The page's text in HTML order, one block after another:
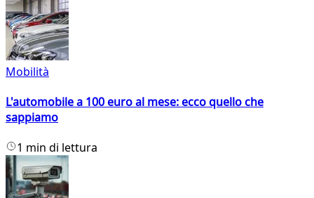
Mobilità
L'automobile a 100 euro al mese: ecco quello che
sappiamo
1 min di lettura